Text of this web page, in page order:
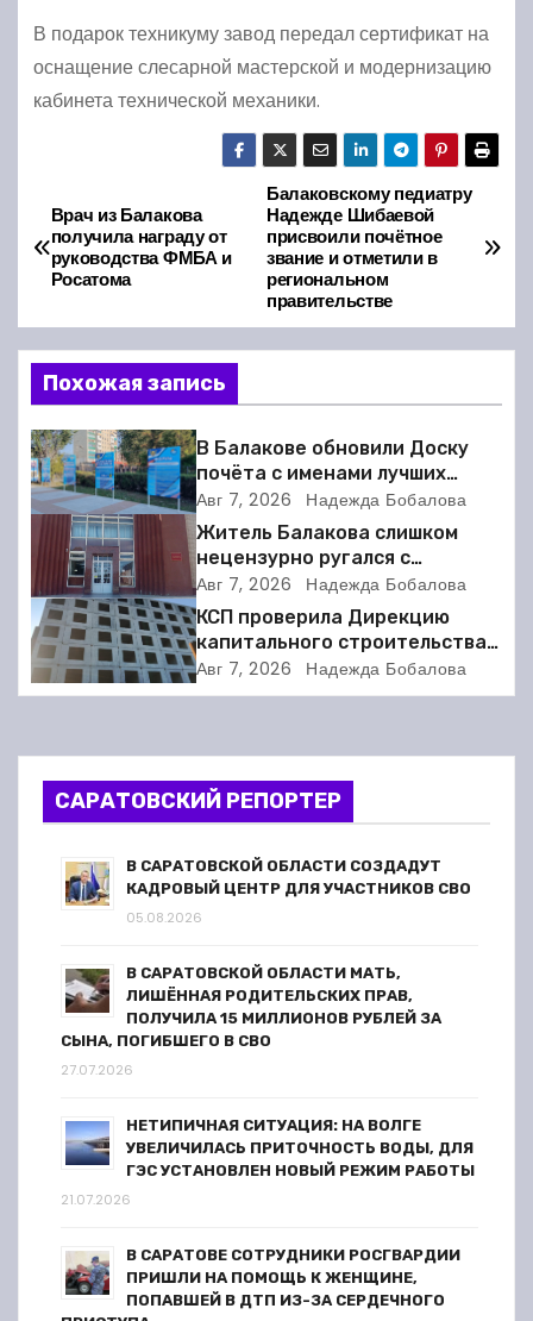
В подарок техникуму завод передал сертификат на
оснащение слесарной мастерской и модернизацию
кабинета технической механики.
Н
а
и
г
а
ц
и
я
п
о
з
Балаковскому педиатру
Надежде Шибаевой
присвоили почётное
звание и отметили в
региональном
правительстве
Врач из Балакова
получила награду от
руководства ФМБА и
Росатома
Похожая запись
В Балакове обновили Доску
почёта с именами лучших
спортсменов. Фото
Авг 7, 2026 Надежда Бобалова
Житель Балакова слишком
нецензурно ругался с
соседкой и получил двое суток
ареста
Авг 7, 2026 Надежда Бобалова
КСП проверила Дирекцию
капитального строительства в
Балакове и нашла множество
нарушений
Авг 7, 2026 Надежда Бобалова
САРАТОВСКИЙ РЕПОРТЕР
В САРАТОВСКОЙ ОБЛАСТИ СОЗДАДУТ
КАДРОВЫЙ ЦЕНТР ДЛЯ УЧАСТНИКОВ СВО
05.08.2026
В САРАТОВСКОЙ ОБЛАСТИ МАТЬ,
ЛИШЁННАЯ РОДИТЕЛЬСКИХ ПРАВ,
ПОЛУЧИЛА 15 МИЛЛИОНОВ РУБЛЕЙ ЗА
СЫНА, ПОГИБШЕГО В СВО
27.07.2026
НЕТИПИЧНАЯ СИТУАЦИЯ: НА ВОЛГЕ
УВЕЛИЧИЛАСЬ ПРИТОЧНОСТЬ ВОДЫ, ДЛЯ
ГЭС УСТАНОВЛЕН НОВЫЙ РЕЖИМ РАБОТЫ
21.07.2026
В САРАТОВЕ СОТРУДНИКИ РОСГВАРДИИ
ПРИШЛИ НА ПОМОЩЬ К ЖЕНЩИНЕ,
ПОПАВШЕЙ В ДТП ИЗ-ЗА СЕРДЕЧНОГО